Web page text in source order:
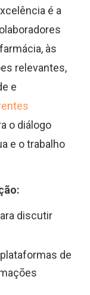
é a
às
relevantes,
e
o diálogo
e o trabalho
discutir
de